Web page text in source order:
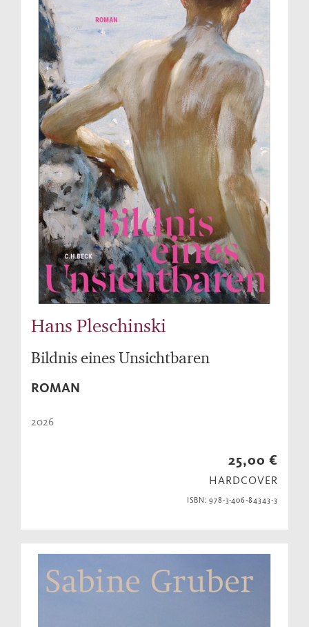
Hans Pleschinski
Bildnis eines Unsichtbaren
ROMAN
2026
25,00 €
HARDCOVER
ISBN: 978-3-406-84343-3